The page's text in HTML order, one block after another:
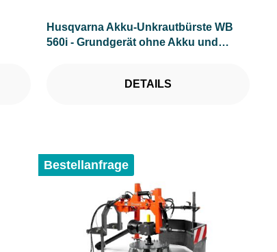
Husqvarna Akku-Unkrautbürste WB
560i - Grundgerät ohne Akku und
DETAILS
Bestellanfrage